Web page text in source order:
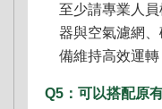
至少請專業人
器與空氣濾網
備維持高效運轉
Q5：可以搭配原